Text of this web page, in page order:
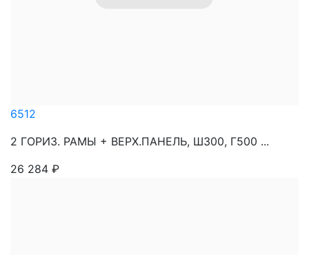
6512
2 ГОРИЗ. РАМЫ + ВЕРХ.ПАНЕЛЬ, Ш300, Г500 ...
26 284 ₽